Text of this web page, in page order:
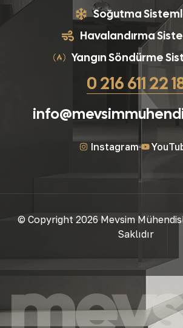
Soğutma
Havalandırma
Yangın Söndürme
0 216 611 22
Instagram
© Copyright 2026 Mevsim
Saklıdır